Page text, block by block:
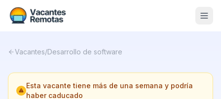
Nosotros
Vacantes/Desarrollo de software
Esta vacante tiene más de una semana y podría
haber caducado